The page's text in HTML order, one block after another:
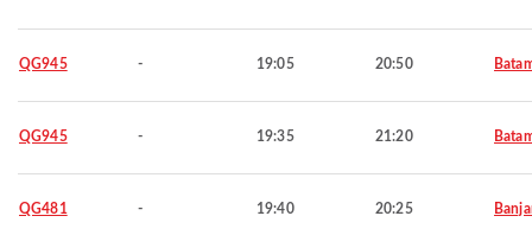
QG945 - 19:05 20:50
QG945 - 19:35 21:20
QG481 - 19:40 20:25